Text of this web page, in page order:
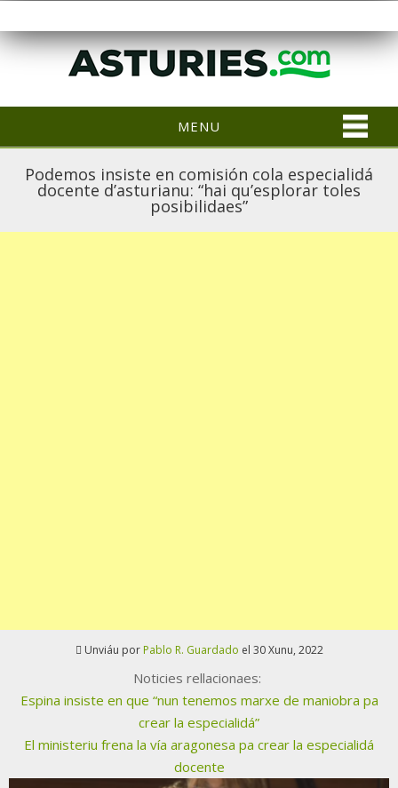
MENU
Podemos insiste en comisión cola especialidá
docente d’asturianu: “hai qu’esplorar toles
posibilidaes”
Unviáu por Pablo R. Guardado el 30 Xunu, 2022
Noticies rellacionaes:
Espina insiste en que “nun tenemos marxe de maniobra pa
crear la especialidá”
El ministeriu frena la vía aragonesa pa crear la especialidá
docente